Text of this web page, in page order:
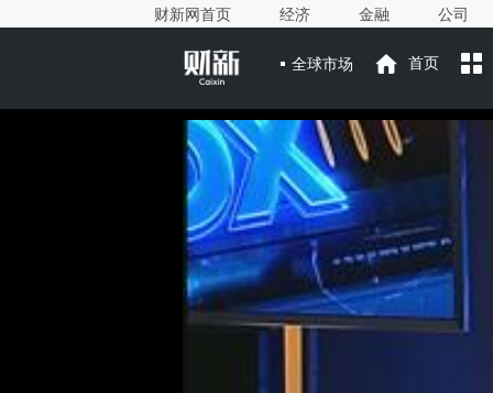
财新网首页 经济 金融 公司
全球市场 首页